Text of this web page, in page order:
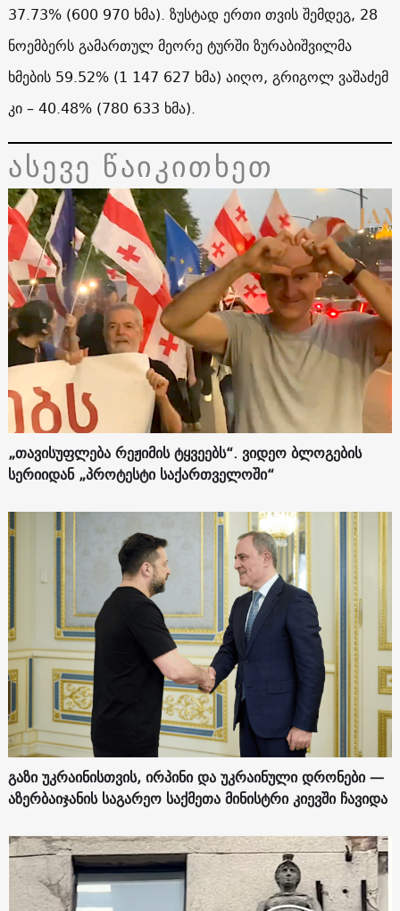
37.73% (600 970 ხმა). ზუსტად ერთი თვის შემდეგ, 28
ნოემბერს გამართულ მეორე ტურში ზურაბიშვილმა
ხმების 59.52% (1 147 627 ხმა) აიღო, გრიგოლ ვაშაძემ
კი – 40.48% (780 633 ხმა).
ასევე წაიკითხეთ
„თავისუფლება რეჟიმის ტყვეებს“. ვიდეო ბლოგების
სერიიდან „პროტესტი საქართველოში“
გაზი უკრაინისთვის, ირპინი და უკრაინული დრონები —
აზერბაიჯანის საგარეო საქმეთა მინისტრი კიევში ჩავიდა